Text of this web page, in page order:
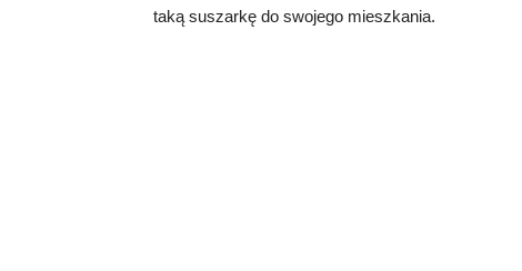
taką suszarkę do swojego mieszkania.